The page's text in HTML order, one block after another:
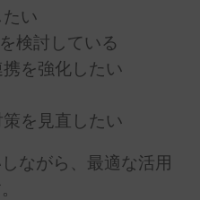
い
検討している
を強化したい
を見直したい
ながら、最適な活用